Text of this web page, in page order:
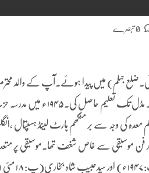
جولائی ۱۹۲۸ء کو(سنگھوئی۔ضلع جہلم) میں پیدا
دل بن حضرت نوشہ گنج بخش کی